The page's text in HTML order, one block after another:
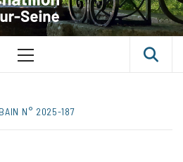
Primary
N° 2025-187